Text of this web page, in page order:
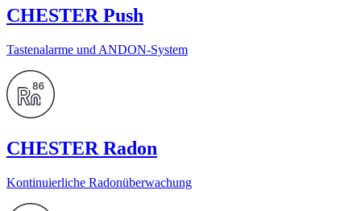
CHESTER Push
Tastenalarme und ANDON-System
CHESTER Radon
Kontinuierliche Radonüberwachung